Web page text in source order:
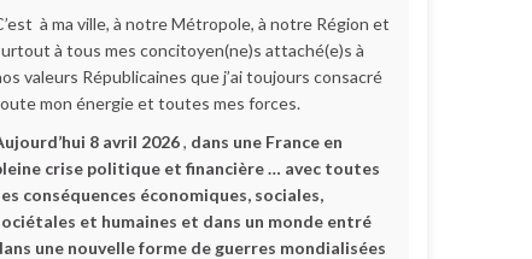
à ma ville, à notre Métropole, à notre Région et
à tous mes concitoyen(ne)s attaché(e)s à
valeurs Républicaines que j’ai toujours consacré
mon énergie et toutes mes forces.
8 avril 2026, dans une France en
crise politique et financière … avec toutes
conséquences économiques, sociales,
et humaines et dans un monde entré
une nouvelle forme de guerres mondialisées